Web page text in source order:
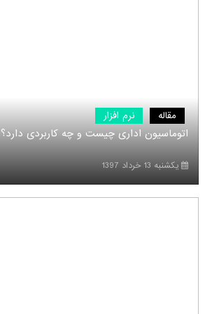
مقاله نرم افزار
اتوماسیون اداری چیست و چه کاربردی دارد؟
یکشنبه 13 خرداد 1397